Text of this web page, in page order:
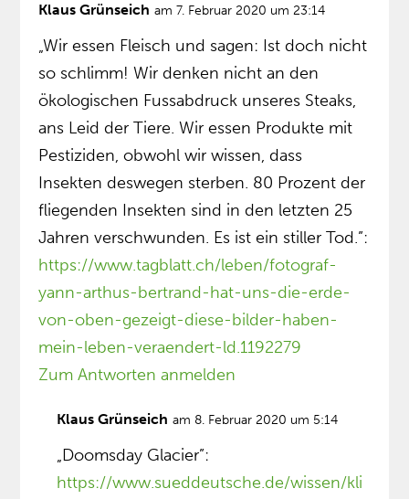
Klaus Grünseich am 7. Februar 2020 um 23:14
„Wir essen Fleisch und sagen: Ist doch nicht
so schlimm! Wir denken nicht an den
ökologischen Fussabdruck unseres Steaks,
ans Leid der Tiere. Wir essen Produkte mit
Pestiziden, obwohl wir wissen, dass
Insekten deswegen sterben. 80 Prozent der
fliegenden Insekten sind in den letzten 25
Jahren verschwunden. Es ist ein stiller Tod.”:
https://www.tagblatt.ch/leben/fotograf-
yann-arthus-bertrand-hat-uns-die-erde-
von-oben-gezeigt-diese-bilder-haben-
mein-leben-veraendert-ld.1192279
Zum Antworten anmelden
Klaus Grünseich am 8. Februar 2020 um 5:14
„Doomsday Glacier”:
https://www.sueddeutsche.de/wissen/kli